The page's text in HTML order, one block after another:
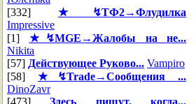
[332] ★↯ТФ2→Флудилка
Impressive
[1] ★↯MGE→Жалобы на не...
Nikita
[57] Действующее Руково... Vampiro
[58] ★↯Trade→Сообщения ...
DinoZavr
[473]Здесь пишут, когда...